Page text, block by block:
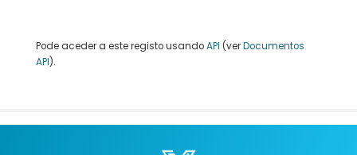
Pode aceder a este registo usandoAPI (verDocumentos
API).